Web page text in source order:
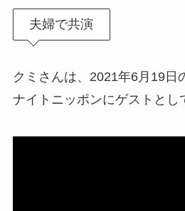
夫婦で共演
クミさんは、2021年6月19日
ナイトニッポンにゲストとし